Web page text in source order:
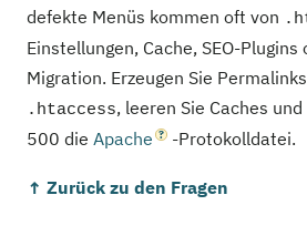
defekte Menüs kommen oft von
Einstellungen, Cache, SEO-
Migration. Erzeugen Sie
.htaccess, leeren Sie Caches
500 die Apache -Protokolldatei.
↑ Zurück zu den Fragen